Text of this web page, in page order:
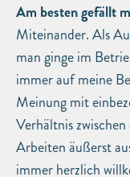
Am besten gefällt
Miteinander. Als
man ginge im
immer auf meine
Meinung mit
Verhältnis
Arbeiten äußerst
immer herzlich